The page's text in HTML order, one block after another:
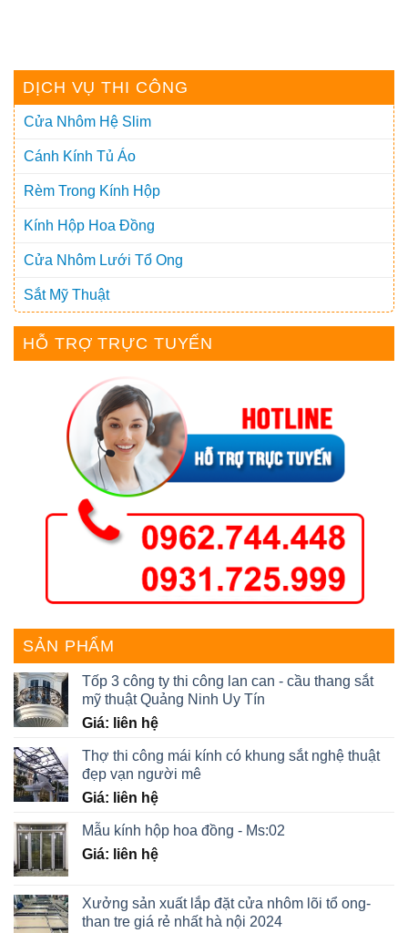
DỊCH VỤ THI CÔNG
Cửa Nhôm Hệ Slim
Cánh Kính Tủ Áo
Rèm Trong Kính Hộp
Kính Hộp Hoa Đồng
Cửa Nhôm Lưới Tổ Ong
Sắt Mỹ Thuật
HỖ TRỢ TRỰC TUYẾN
SẢN PHẨM
Tốp 3 công ty thi công lan can - cầu thang sắt
mỹ thuật Quảng Ninh Uy Tín
Giá: liên hệ
Thợ thi công mái kính có khung sắt nghệ thuật
đẹp vạn người mê
Giá: liên hệ
Mẫu kính hộp hoa đồng - Ms:02
Giá: liên hệ
Xưởng sản xuất lắp đặt cửa nhôm lõi tổ ong-
than tre giá rẻ nhất hà nội 2024